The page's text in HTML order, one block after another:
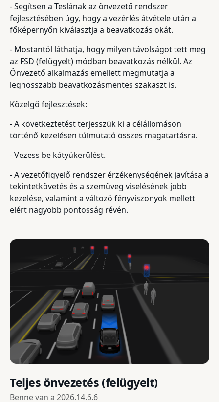
- Segítsen a Teslának az önvezető rendszer
fejlesztésében úgy, hogy a vezérlés átvétele után a
főképernyőn kiválasztja a beavatkozás okát.
- Mostantól láthatja, hogy milyen távolságot tett meg
az FSD (felügyelt) módban beavatkozás nélkül. Az
Önvezető alkalmazás emellett megmutatja a
leghosszabb beavatkozásmentes szakaszt is.
Közelgő fejlesztések:
- A következtetést terjesszük ki a célállomáson
történő kezelésen túlmutató összes magatartásra.
- Vezess be kátyúkerülést.
- A vezetőfigyelő rendszer érzékenységének javítása a
tekintetkövetés és a szemüveg viselésének jobb
kezelése, valamint a változó fényviszonyok mellett
elért nagyobb pontosság révén.
Teljes önvezetés (felügyelt)
Benne van a 2026.14.6.6